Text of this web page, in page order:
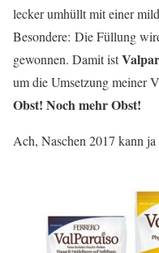
lecker umhüllt mit einer
Besondere: Die Füllung
gewonnen. Damit ist
um die Umsetzung meiner
Obst! Noch mehr Obst!
Ach, Naschen 2017 kann ja